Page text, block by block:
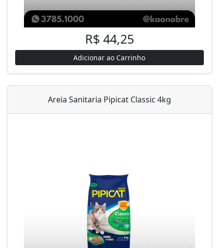
R$ 44,25
Adicionar ao Carrinho
Areia Sanitaria Pipicat Classic 4kg